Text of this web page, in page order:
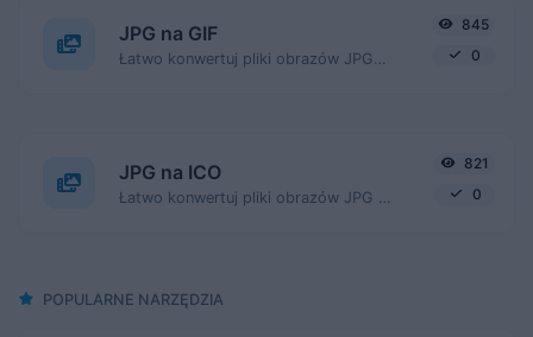
JPG na GIF
845
0
JPG na ICO
821
0
POPULARNE NARZĘDZIA